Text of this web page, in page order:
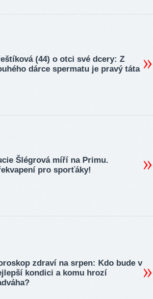
(44) o otci své dcery: Z
dárce spermatu je pravý táta
Šlégrová míří na Primu.
pro sporťáky!
zdraví na srpen: Kdo bude v
kondici a komu hrozí